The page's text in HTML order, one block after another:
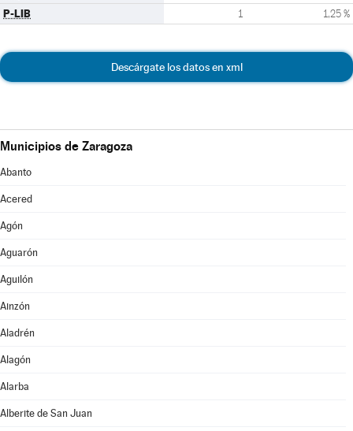
P-LIB 1 1,25 %
Descárgate los datos en xml
Municipios de Zaragoza
Abanto
Acered
Agón
Aguarón
Aguilón
Ainzón
Aladrén
Alagón
Alarba
Alberite de San Juan